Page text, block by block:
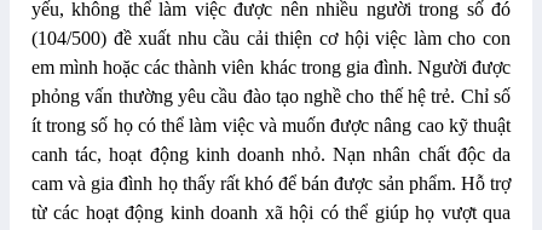
yếu, không thể làm việc được nên nhiều người trong số đó
(104/500) đề xuất nhu cầu cải thiện cơ hội việc làm cho con
em mình hoặc các thành viên khác trong gia đình. Người được
phỏng vấn thường yêu cầu đào tạo nghề cho thế hệ trẻ. Chỉ số
ít trong số họ có thể làm việc và muốn được nâng cao kỹ thuật
canh tác, hoạt động kinh doanh nhỏ. Nạn nhân chất độc da
cam và gia đình họ thấy rất khó để bán được sản phẩm. Hỗ trợ
từ các hoạt động kinh doanh xã hội có thể giúp họ vượt qua